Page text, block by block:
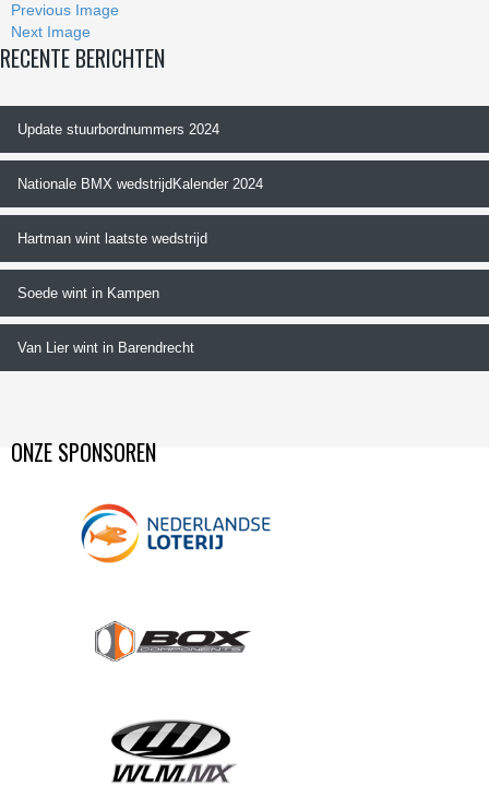
Previous Image
Next Image
RECENTE BERICHTEN
Update stuurbordnummers 2024
Nationale BMX wedstrijdKalender 2024
Hartman wint laatste wedstrijd
Soede wint in Kampen
Van Lier wint in Barendrecht
ONZE SPONSOREN